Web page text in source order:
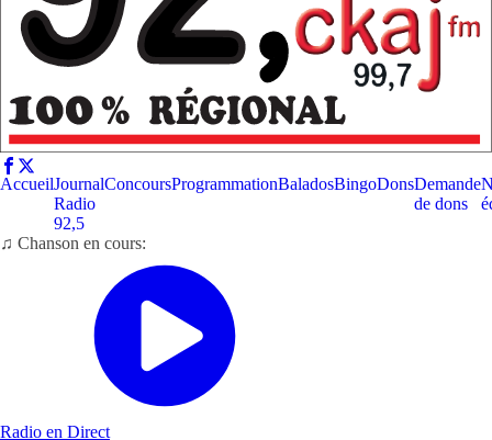
AccueilJournal
Radio
92,5
ConcoursProgrammationBaladosBingoDonsDemande
de dons
♫ Chanson en cours:
Radio en Direct